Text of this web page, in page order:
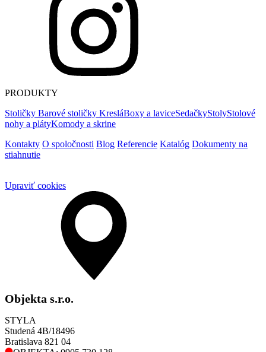
PRODUKTY
Stoličky Barové stoličky KresláBoxy a laviceSedačkyStolyStolové
nohy a plátyKomody a skrine
Kontakty O spoločnosti Blog Referencie Katalóg Dokumenty na
stiahnutie
Upraviť cookies
Objekta s.r.o.
STYLA
Studená 4B/18496
Bratislava 821 04